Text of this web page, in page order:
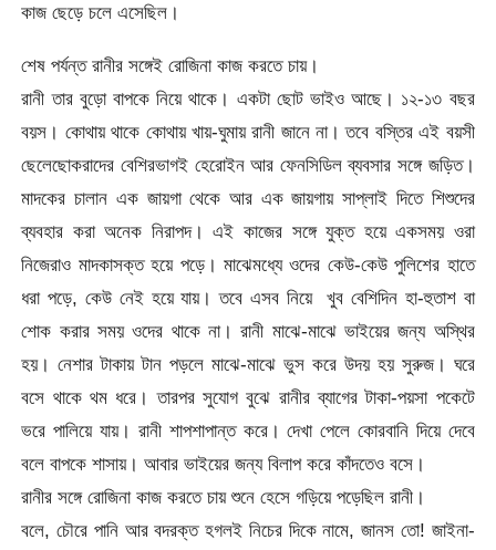
কাজ ছেড়ে চলে এসেছিল।
শেষ পর্যন্ত রানীর সঙ্গেই রোজিনা কাজ করতে চায়।
রানী তার বুড়ো বাপকে নিয়ে থাকে। একটা ছোট ভাইও আছে। ১২-১৩ বছর
বয়স। কোথায় থাকে কোথায় খায়-ঘুমায় রানী জানে না। তবে বস্তির এই বয়সী
ছেলেছোকরাদের বেশিরভাগই হেরোইন আর ফেনসিডিল ব্যবসার সঙ্গে জড়িত।
মাদকের চালান এক জায়গা থেকে আর এক জায়গায় সাপ্লাই দিতে শিশুদের
ব্যবহার করা অনেক নিরাপদ। এই কাজের সঙ্গে যুক্ত হয়ে একসময় ওরা
নিজেরাও মাদকাসক্ত হয়ে পড়ে। মাঝেমধ্যে ওদের কেউ-কেউ পুলিশের হাতে
ধরা পড়ে, কেউ নেই হয়ে যায়। তবে এসব নিয়ে খুব বেশিদিন হা-হুতাশ বা
শোক করার সময় ওদের থাকে না। রানী মাঝে-মাঝে ভাইয়ের জন্য অস্থির
হয়। নেশার টাকায় টান পড়লে মাঝে-মাঝে ভুস করে উদয় হয় সুরুজ। ঘরে
বসে থাকে থম ধরে। তারপর সুযোগ বুঝে রানীর ব্যাগের টাকা-পয়সা পকেটে
ভরে পালিয়ে যায়। রানী শাপশাপান্ত করে। দেখা পেলে কোরবানি দিয়ে দেবে
বলে বাপকে শাসায়। আবার ভাইয়ের জন্য বিলাপ করে কাঁদতেও বসে।
রানীর সঙ্গে রোজিনা কাজ করতে চায় শুনে হেসে গড়িয়ে পড়েছিল রানী।
বলে, চৌরে পানি আর বদরক্ত হগলই নিচের দিকে নামে, জানস তো! জাইনা-